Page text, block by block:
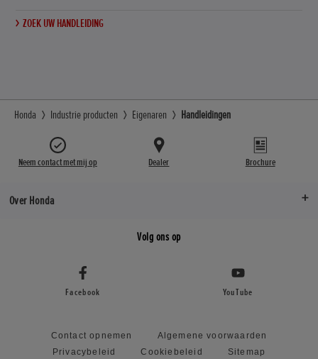
ZOEK UW HANDLEIDING
Honda Industrie producten Eigenaren Handleidingen
Neem contact met mij op Dealer Brochure
Over Honda
Volg ons op
Facebook YouTube
Contact opnemen
Algemene voorwaarden
Privacybeleid
Cookiebeleid Sitemap